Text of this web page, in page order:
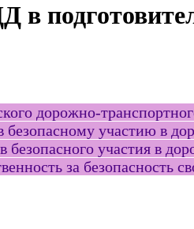
в
дорожно-
участию в
участия в
за безопасность